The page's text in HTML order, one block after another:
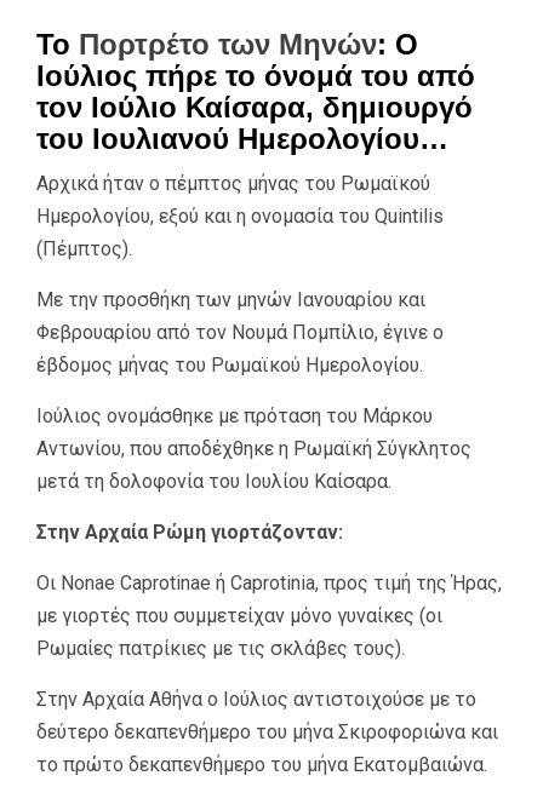
Το Πορτρέτο των Μηνών: Ο
Ιούλιος πήρε το όνομά του από
τον Ιούλιο Καίσαρα, δημιουργό
του Ιουλιανού Ημερολογίου…
Αρχικά ήταν ο πέμπτος μήνας του Ρωμαϊκού
Ημερολογίου, εξού και η ονομασία του Quintilis
(Πέμπτος).
Με την προσθήκη των μηνών Ιανουαρίου και
Φεβρουαρίου από τον Νουμά Πομπίλιο, έγινε ο
έβδομος μήνας του Ρωμαϊκού Ημερολογίου.
Ιούλιος ονομάσθηκε με πρόταση του Μάρκου
Αντωνίου, που αποδέχθηκε η Ρωμαϊκή Σύγκλητος
μετά τη δολοφονία του Ιουλίου Καίσαρα.
Στην Αρχαία Ρώμη γιορτάζονταν:
Οι Nonae Caprotinae ή Caprotinia, προς τιμή της Ήρας,
με γιορτές που συμμετείχαν μόνο γυναίκες (οι
Ρωμαίες πατρίκιες με τις σκλάβες τους).
Στην Αρχαία Αθήνα ο Ιούλιος αντιστοιχούσε με το
δεύτερο δεκαπενθήμερο του μήνα Σκιροφοριώνα και
το πρώτο δεκαπενθήμερο του μήνα Εκατομβαιώνα.